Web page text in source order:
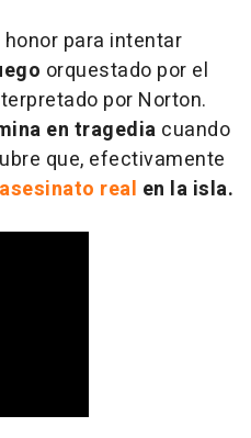
para intentar
orquestado por el
por Norton.
en tragedia cuando
que, efectivamente
real en la isla.